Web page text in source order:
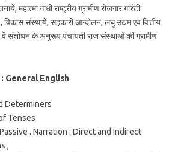
महात्मा गांधी राष्ट्रीय ग्रामीण रोजगार गारंटी
संस्थायें, सहकारी आन्दोलन, लघु उद्यम एवं वित्तीय
संशोधन के अनुरूप पंचायती राज संस्थाओं की ग्रामीण
General English
Determiners
Tenses
. Narration : Direct and Indirect
,